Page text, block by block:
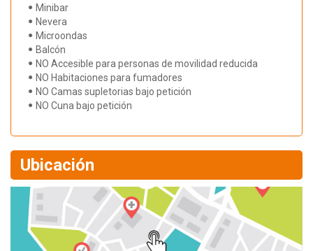
Minibar
Nevera
Microondas
Balcón
NO Accesible para personas de movilidad reducida
NO Habitaciones para fumadores
NO Camas supletorias bajo petición
NO Cuna bajo petición
Ubicación